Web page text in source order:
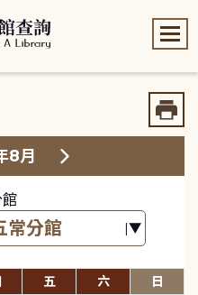
8月
五 六 日